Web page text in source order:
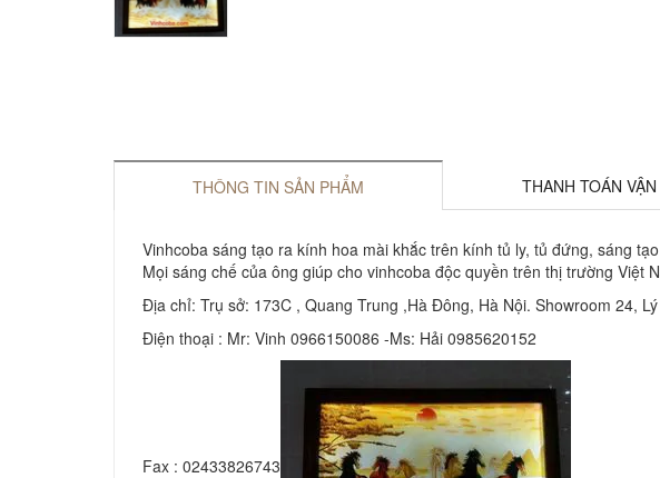
THÔNG TIN SẢN PHẨM THANH TOÁN
Vinhcoba sáng tạo ra kính hoa mài khắc trên kính tủ ly, tủ đứng, sáng
Mọi sáng chế của ông giúp cho vinhcoba độc quyền trên thị trường Việt
Địa chỉ: Trụ sở: 173C , Quang Trung ,Hà Đông, Hà Nội. Showroom 24,
Điện thoại : Mr: Vinh 0966150086 -Ms: Hải 0985620152
Fax : 02433826743